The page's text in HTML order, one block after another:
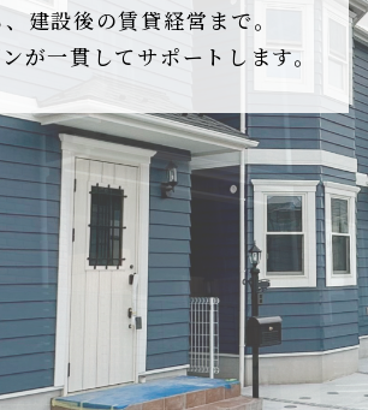
建設後の賃貸経営まで。
が一貫してサポートします。